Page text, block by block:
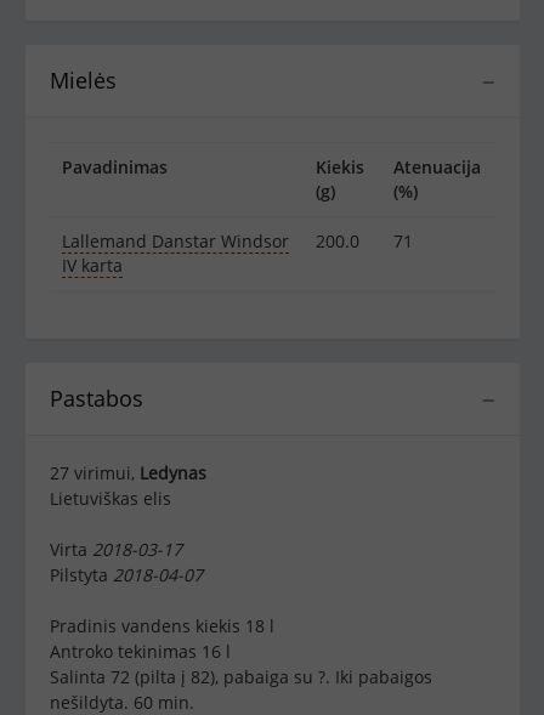
−
Mielės
Pavadinimas
Kiekis
(g)
Atenuacija
(%)
Lallemand Danstar Windsor
IV karta
200.0 71
−
Pastabos
27 virimui, Ledynas
Lietuviškas elis
Virta 2018-03-17
Pilstyta 2018-04-07
Pradinis vandens kiekis 18 l
Antroko tekinimas 16 l
Salinta 72 (pilta į 82), pabaiga su ?. Iki pabaigos
nešildyta. 60 min.